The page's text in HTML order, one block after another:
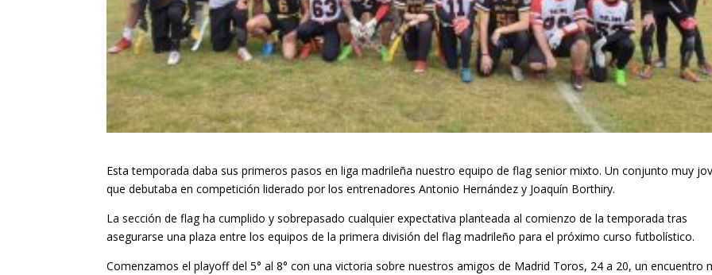
Esta temporada daba sus primeros pasos en liga madrileña nuestro equipo de flag senior mixto. Un conjunto muy
que debutaba en competición liderado por los entrenadores Antonio Hernández y Joaquín Borthiry.
La sección de flag ha cumplido y sobrepasado cualquier expectativa planteada al comienzo de la temporada tras
asegurarse una plaza entre los equipos de la primera división del flag madrileño para el próximo curso futbolístico.
Comenzamos el playoff del 5° al 8° con una victoria sobre nuestros amigos de Madrid Toros, 24 a 20, un encuentro